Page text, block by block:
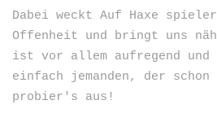
Dabei weckt Auf Haxe
Offenheit und bringt uns
ist vor allem aufregend
einfach jemanden, der schon
probier's aus!